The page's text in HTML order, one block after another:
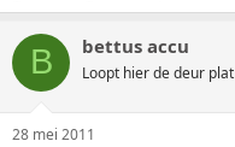
B bettus accu
Loopt hier de deur plat
28 mei 2011